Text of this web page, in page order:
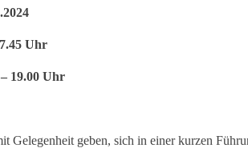
Uhr
19.00 Uhr
geben, sich in einer kurzen